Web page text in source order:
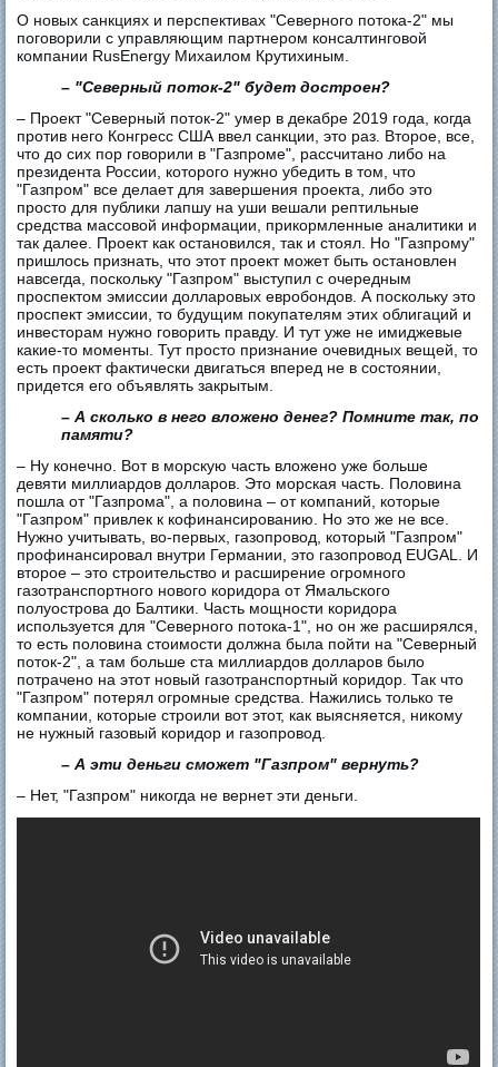
О новых санкциях и перспективах "Северного потока-2" мы
поговорили с управляющим партнером консалтинговой
компании RusEnergy Михаилом Крутихиным.
– "Северный поток-2" будет достроен?
– Проект "Северный поток-2" умер в декабре 2019 года, когда
против него Конгресс США ввел санкции, это раз. Второе, все,
что до сих пор говорили в "Газпроме", рассчитано либо на
президента России, которого нужно убедить в том, что
"Газпром" все делает для завершения проекта, либо это
просто для публики лапшу на уши вешали рептильные
средства массовой информации, прикормленные аналитики и
так далее. Проект как остановился, так и стоял. Но "Газпрому"
пришлось признать, что этот проект может быть остановлен
навсегда, поскольку "Газпром" выступил с очередным
проспектом эмиссии долларовых евробондов. А поскольку это
проспект эмиссии, то будущим покупателям этих облигаций и
инвесторам нужно говорить правду. И тут уже не имиджевые
какие-то моменты. Тут просто признание очевидных вещей, то
есть проект фактически двигаться вперед не в состоянии,
придется его объявлять закрытым.
– А сколько в него вложено денег? Помните так, по
памяти?
– Ну конечно. Вот в морскую часть вложено уже больше
девяти миллиардов долларов. Это морская часть. Половина
пошла от "Газпрома", а половина – от компаний, которые
"Газпром" привлек к кофинансированию. Но это же не все.
Нужно учитывать, во-первых, газопровод, который "Газпром"
профинансировал внутри Германии, это газопровод EUGAL. И
второе – это строительство и расширение огромного
газотранспортного нового коридора от Ямальского
полуострова до Балтики. Часть мощности коридора
используется для "Северного потока-1", но он же расширялся,
то есть половина стоимости должна была пойти на "Северный
поток-2", а там больше ста миллиардов долларов было
потрачено на этот новый газотранспортный коридор. Так что
"Газпром" потерял огромные средства. Нажились только те
компании, которые строили вот этот, как выясняется, никому
не нужный газовый коридор и газопровод.
– А эти деньги сможет "Газпром" вернуть?
– Нет, "Газпром" никогда не вернет эти деньги.